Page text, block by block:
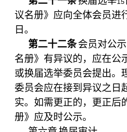
议名册》应向全体会员进
日。
第二十二条会员对公
名册》有异议的，应在公
或换届选举委员会提出。
委员会应在接到异议之日
实。如需更正的，更正后
册》应及时公示。